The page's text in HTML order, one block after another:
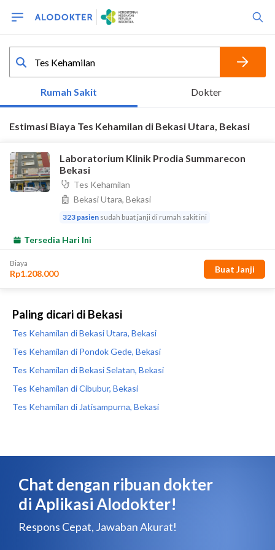
Paling dicari di Bekasi
Tes Kehamilan di Bekasi Utara, Bekasi
Tes Kehamilan di Pondok Gede, Bekasi
Tes Kehamilan di Bekasi Selatan, Bekasi
Tes Kehamilan di Cibubur, Bekasi
Tes Kehamilan di Jatisampurna, Bekasi